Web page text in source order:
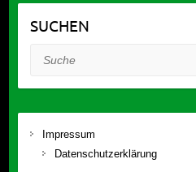
SUCHEN
Suche
Impressum
Datenschutzerklärung